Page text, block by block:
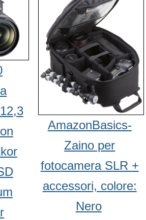
AmazonBasics-
Zaino per
fotocamera SLR +
accessori, colore:
Nero